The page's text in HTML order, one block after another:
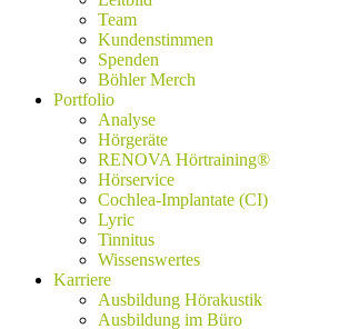
Team
Kundenstimmen
Spenden
Böhler Merch
Portfolio
Analyse
Hörgeräte
RENOVA Hörtraining®
Hörservice
Cochlea-Implantate (CI)
Lyric
Tinnitus
Wissenswertes
Karriere
Ausbildung Hörakustik
Ausbildung im Büro